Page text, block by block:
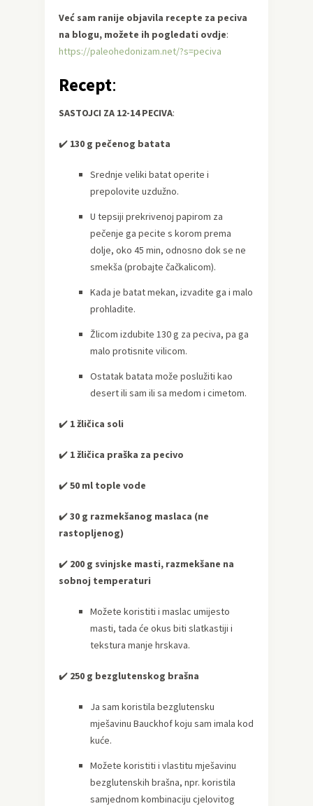
Već sam ranije objavila recepte za peciva
na blogu, možete ih pogledati ovdje:
https://paleohedonizam.net/?s=peciva
Recept:
SASTOJCI ZA 12-14 PECIVA:
✔️ 130 g pečenog batata
Srednje veliki batat operite i
prepolovite uzdužno.
U tepsiji prekrivenoj papirom za
pečenje ga pecite s korom prema
dolje, oko 45 min, odnosno dok se ne
smekša (probajte čačkalicom).
Kada je batat mekan, izvadite ga i malo
prohladite.
Žlicom izdubite 130 g za peciva, pa ga
malo protisnite vilicom.
Ostatak batata može poslužiti kao
desert ili sam ili sa medom i cimetom.
✔️ 1 žličica soli
✔️ 1 žličica praška za pecivo
✔️50 ml tople vode
✔️30 g razmekšanog maslaca (ne
rastopljenog)
✔️ 200 g svinjske masti, razmekšane na
sobnoj temperaturi
Možete koristiti i maslac umijesto
masti, tada će okus biti slatkastiji i
tekstura manje hrskava.
✔️ 250 g bezglutenskog brašna
Ja sam koristila bezglutensku
mješavinu Bauckhof koju sam imala kod
kuće.
Možete koristiti i vlastitu mješavinu
bezglutenskih brašna, npr. koristila
samjednom kombinaciju cjelovitog